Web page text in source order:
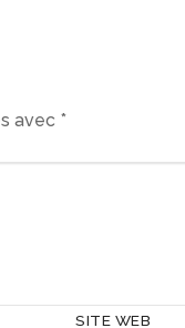
avec *
SITE WEB